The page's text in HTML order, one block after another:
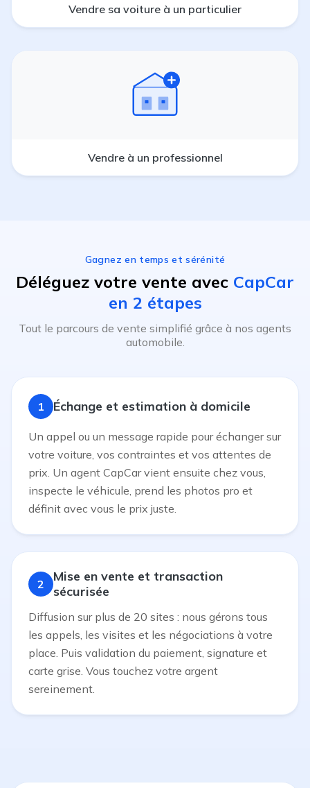
Vendre sa voiture à un particulier
Vendre à un professionnel
Gagnez en temps et sérénité
Déléguez votre vente avec CapCar
en 2 étapes
Tout le parcours de vente simplifié grâce à nos agents
automobile.
1 Échange et estimation à domicile
Un appel ou un message rapide pour échanger sur
votre voiture, vos contraintes et vos attentes de
prix. Un agent CapCar vient ensuite chez vous,
inspecte le véhicule, prend les photos pro et
définit avec vous le prix juste.
2
Mise en vente et transaction
sécurisée
Diffusion sur plus de 20 sites : nous gérons tous
les appels, les visites et les négociations à votre
place. Puis validation du paiement, signature et
carte grise. Vous touchez votre argent
sereinement.